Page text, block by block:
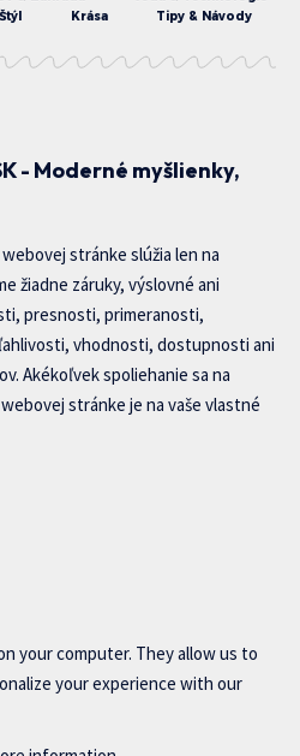
Krása Tipy & Návody
- Moderné myšlienky,
stránke slúžia len na
žiadne záruky, výslovné ani
presnosti, primeranosti,
vhodnosti, dostupnosti ani
Akékoľvek spoliehanie sa na
stránke je na vaše vlastné
your computer. They allow us to
your experience with our